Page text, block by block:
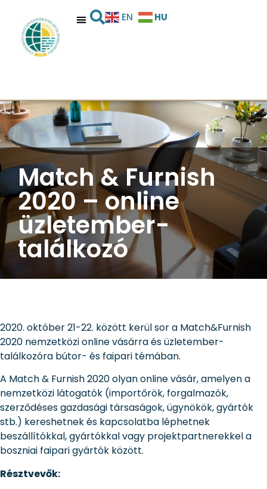
EN HU
Match & Furnish
2020 – online
üzletember-
találkozó
2020. október 21-22. között kerül sor a Match&Furnish
2020 nemzetközi online vásárra és üzletember-
találkozóra bútor- és faipari témában.
A Match & Furnish 2020 olyan online vásár, amelyen a
nemzetközi látogatók (importőrök, forgalmazók,
szerződéses gazdasági társaságok, ügynökök, gyártók
stb.) kereshetnek és kapcsolatba léphetnek
beszállítókkal, gyártókkal vagy projektpartnerekkel a
boszniai faipari gyártók között.
Résztvevők: